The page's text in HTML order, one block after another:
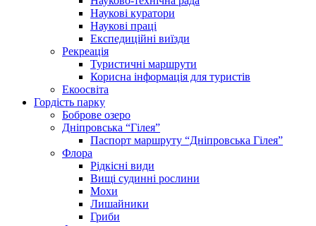
Наукові куратори
Наукові праці
Експедиційні виїзди
Рекреація
Туристичні маршрути
Корисна інформація для туристів
Екоосвіта
Гордість парку
Боброве озеро
Дніпровська “Гілея”
Паспорт маршруту “Дніпровська Гілея”
Флора
Рідкісні види
Вищі судинні рослини
Мохи
Лишайники
Гриби